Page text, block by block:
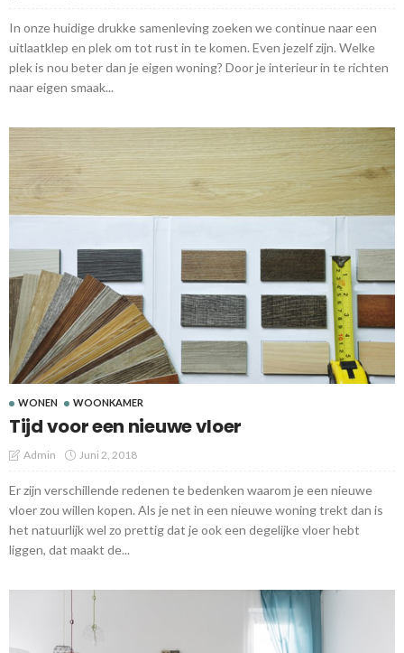
In onze huidige drukke samenleving zoeken we continue naar een
uitlaatklep en plek om tot rust in te komen. Even jezelf zijn. Welke
plek is nou beter dan je eigen woning? Door je interieur in te richten
naar eigen smaak...
WONEN WOONKAMER
Tijd voor een nieuwe vloer
Admin Juni 2, 2018
Er zijn verschillende redenen te bedenken waarom je een nieuwe
vloer zou willen kopen. Als je net in een nieuwe woning trekt dan is
het natuurlijk wel zo prettig dat je ook een degelijke vloer hebt
liggen, dat maakt de...